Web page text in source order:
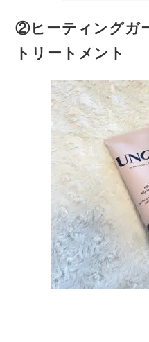
②ヒーティングガ
トリートメント